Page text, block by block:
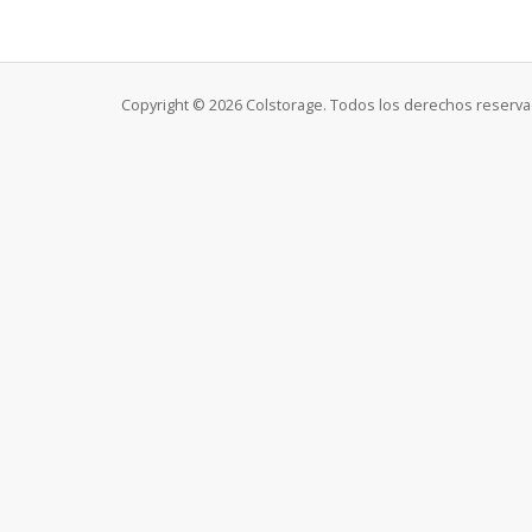
Copyright © 2026 Colstorage. Todos los derechos